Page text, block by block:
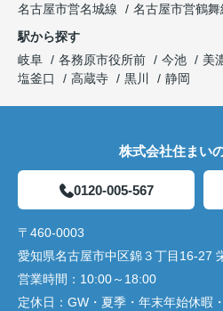
名古屋市営名城線
名古屋市営鶴舞
駅から探す
岐阜
各務原市役所前 今池 美
塩釜口
高蔵寺 黒川 静岡
株式会社住まい
0120-005-567
〒460-0003
愛知県名古屋市中区錦３丁目16-27
営業時間： 10:00～18:00
定休日： GW・夏季・年末年始休暇